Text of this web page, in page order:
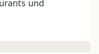
und